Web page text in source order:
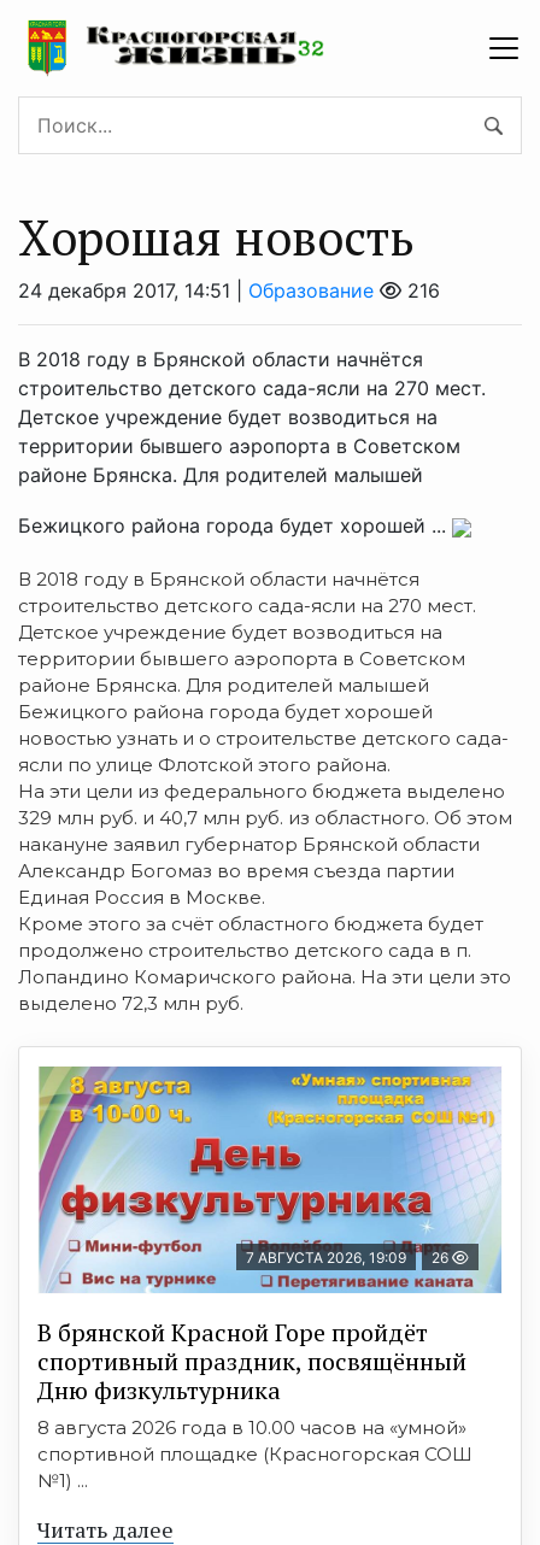
Хорошая новость
24 декабря 2017, 14:51 | Образование 216
В 2018 году в Брянской области начнётся
строительство детского сада-ясли на 270 мест.
Детское учреждение будет возводиться на
территории бывшего аэропорта в Советском
районе Брянска. Для родителей малышей
Бежицкого района города будет хорошей ...
В 2018 году в Брянской области начнётся
строительство детского сада-ясли на 270 мест.
Детское учреждение будет возводиться на
территории бывшего аэропорта в Советском
районе Брянска. Для родителей малышей
Бежицкого района города будет хорошей
новостью узнать и о строительстве детского сада-
ясли по улице Флотской этого района.
На эти цели из федерального бюджета выделено
329 млн руб. и 40,7 млн руб. из областного. Об этом
накануне заявил губернатор Брянской области
Александр Богомаз во время съезда партии
Единая Россия в Москве.
Кроме этого за счёт областного бюджета будет
продолжено строительство детского сада в п.
Лопандино Комаричского района. На эти цели это
выделено 72,3 млн руб.
7 АВГУСТА 2026, 19:09 26
В брянской Красной Горе пройдёт
спортивный праздник, посвящённый
Дню физкультурника
8 августа 2026 года в 10.00 часов на «умной»
спортивной площадке (Красногорская СОШ
№1) ...
Читать далее